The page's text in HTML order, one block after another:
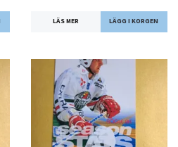
LÄS MER